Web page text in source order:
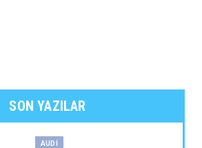
SON YAZILAR
AUDİ